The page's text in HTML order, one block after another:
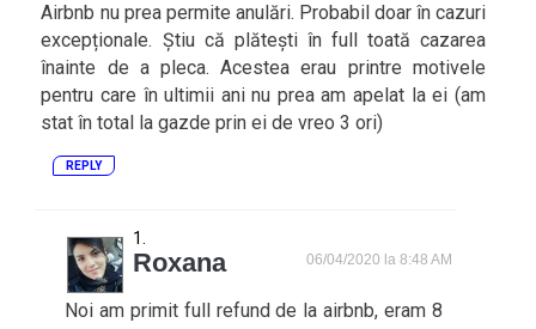
Airbnb nu prea permite anulări. Probabil doar în cazuri
excepționale. Știu că plătești în full toată cazarea
înainte de a pleca. Acestea erau printre motivele
pentru care în ultimii ani nu prea am apelat la ei (am
stat în total la gazde prin ei de vreo 3 ori)
REPLY
Roxana 06/04/2020 la 8:48 AM
Noi am primit full refund de la airbnb, eram 8